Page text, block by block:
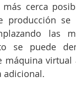
cerca
se
las
se puede
máquina virtual
adicional.